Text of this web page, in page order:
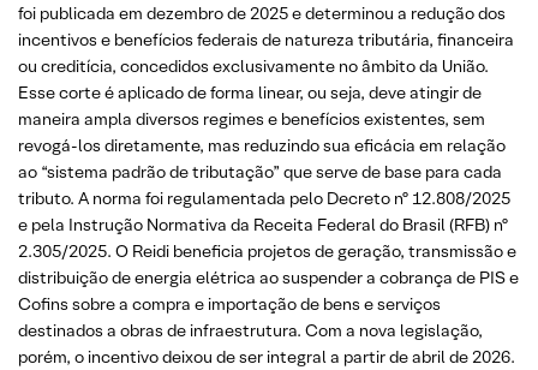
foi publicada em dezembro de 2025 e determinou a redução dos
incentivos e benefícios federais de natureza tributária, financeira
ou creditícia, concedidos exclusivamente no âmbito da União.
Esse corte é aplicado de forma linear, ou seja, deve atingir de
maneira ampla diversos regimes e benefícios existentes, sem
revogá-los diretamente, mas reduzindo sua eficácia em relação
ao “sistema padrão de tributação” que serve de base para cada
tributo. A norma foi regulamentada pelo Decreto nº 12.808/2025
e pela Instrução Normativa da Receita Federal do Brasil (RFB) nº
2.305/2025. O Reidi beneficia projetos de geração, transmissão e
distribuição de energia elétrica ao suspender a cobrança de PIS e
Cofins sobre a compra e importação de bens e serviços
destinados a obras de infraestrutura. Com a nova legislação,
porém, o incentivo deixou de ser integral a partir de abril de 2026.